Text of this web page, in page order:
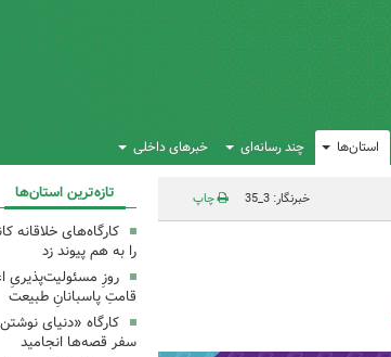
استان‌ها چند رسانه‌ای خبرهای داخلی
خبرنگار: 3_35 چاپ تازه‌ترین استان‌ها
کارگاه‌های خلاقانه
را به هم پیوند زد
روزِ مسئولیت‌پذیریِ
قامتِ پاسبانانِ طبیعت
کارگاه «دنیای
سفر قصه‌ها انجامید